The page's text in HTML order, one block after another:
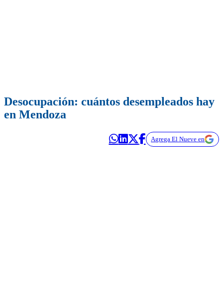
Desocupación: cuántos desempleados hay
en Mendoza
Agrega El Nueve en